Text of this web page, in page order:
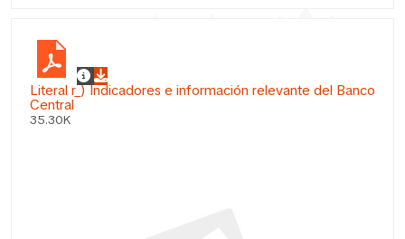
Literal r_) Indicadores e información relevante del Banco
Central
35.30K